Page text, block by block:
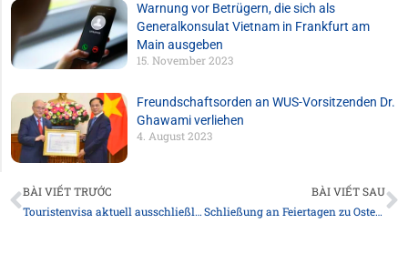
Warnung vor Betrügern, die sich als
Generalkonsulat Vietnam in Frankfurt am
Main ausgeben
15. November 2023
Freundschaftsorden an WUS-Vorsitzenden Dr.
Ghawami verliehen
4. August 2023
Zurück
BÀI VIẾT TRƯỚC
Touristenvisa aktuell ausschließlich als E-Visa
BÀI VIẾT SAU
Schließung an Feiertagen zu Ostern 2023